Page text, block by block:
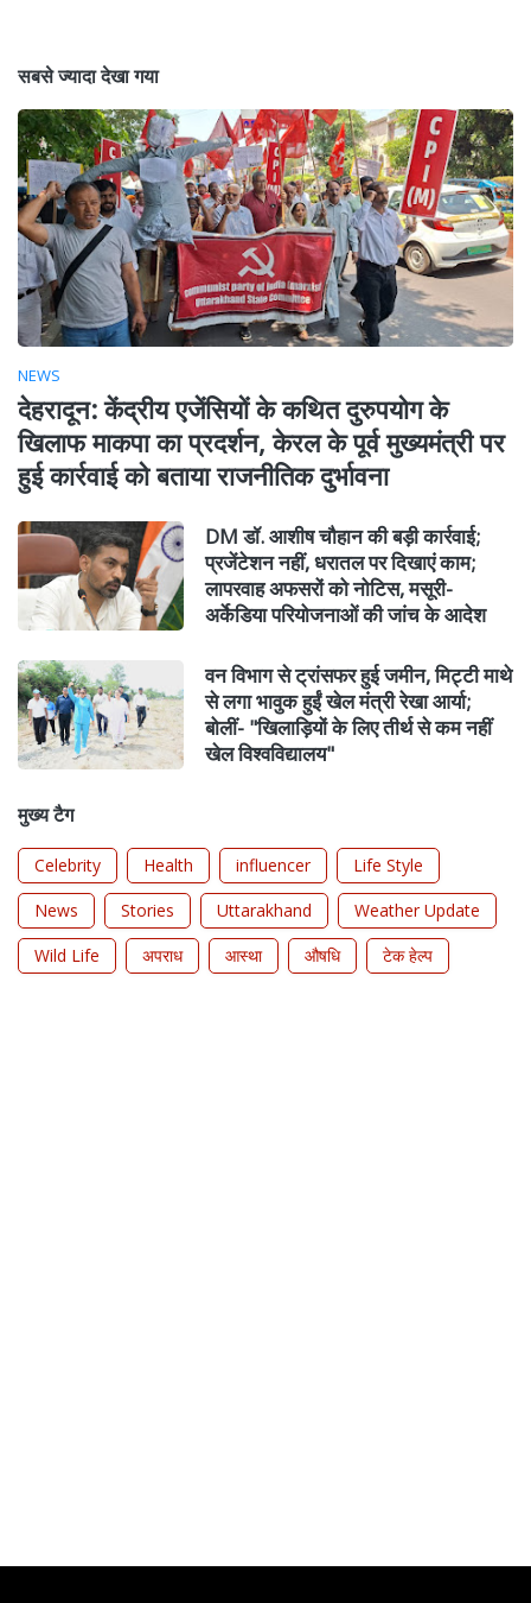
सबसे ज्यादा देखा गया
NEWS
देहरादून: केंद्रीय एजेंसियों के कथित दुरुपयोग के
खिलाफ माकपा का प्रदर्शन, केरल के पूर्व मुख्यमंत्री पर
हुई कार्रवाई को बताया राजनीतिक दुर्भावना
DM डॉ. आशीष चौहान की बड़ी कार्रवाई;
प्रजेंटेशन नहीं, धरातल पर दिखाएं काम;
लापरवाह अफसरों को नोटिस, मसूरी-
अर्केडिया परियोजनाओं की जांच के आदेश
वन विभाग से ट्रांसफर हुई जमीन, मिट्टी माथे
से लगा भावुक हुईं खेल मंत्री रेखा आर्या;
बोलीं- "खिलाड़ियों के लिए तीर्थ से कम नहीं
खेल विश्वविद्यालय"
मुख्य टैग
Celebrity Health influencer
Life Style
News
Stories Uttarakhand
Weather Update
Wild Life
अपराध आस्था औषधि टेक हेल्प